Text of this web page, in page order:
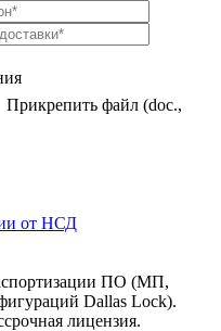
Прикрепить файл (doc.,
от НСД
ПО (МП,
Dallas Lock).
лицензия.